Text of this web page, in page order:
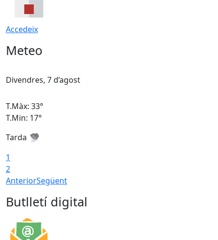
Accedeix
Meteo
Divendres, 7 d’agost
T.Màx: 33°
T.Min: 17°
Tarda
1
2
AnteriorSegüent
Butlletí digital